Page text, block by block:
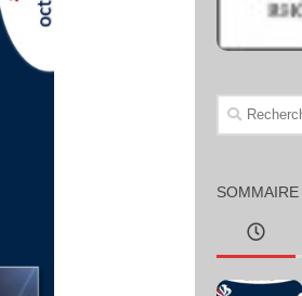
Rechercher :
SOMMAIRE